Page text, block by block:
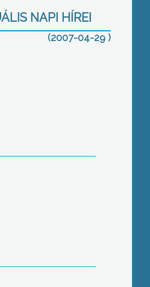
NAPI HÍREI
(2007-04-29 )
Fodor Gábor
módosították az